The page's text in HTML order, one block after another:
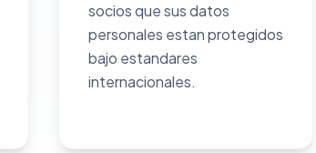
socios que sus datos
personales estan protegidos
bajo estandares
internacionales.